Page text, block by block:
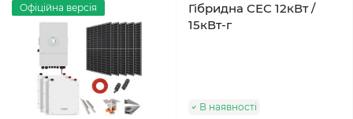
Офіційна версія
Гібридна СЕС 12кВт /
15кВт-г
В наявності